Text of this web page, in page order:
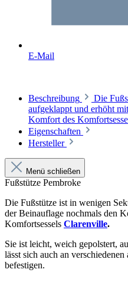
E-Mail
Beschreibung
Die
aufgeklappt und erhöht
Komfort des
Eigenschaften
Hersteller
Menü schließen
Fußstütze Pembroke
Die Fußstütze ist in wenigen
der Beinauflage nochmals den
Komfortsessels Clarenville.
Sie ist leicht, weich gepolstert,
lässt sich auch an
befestigen.